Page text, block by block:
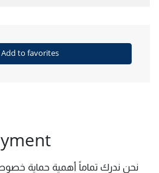
Add to favorites
نحن ندرك تماماً أهمية حماية